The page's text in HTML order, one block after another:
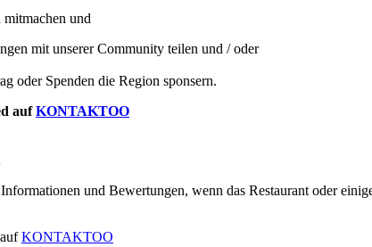
und
mit unserer Community teilen und / oder
oder Spenden die Region sponsern.
aufKONTAKTOO
und Bewertungen, wenn das Restaurant oder
KONTAKTOO